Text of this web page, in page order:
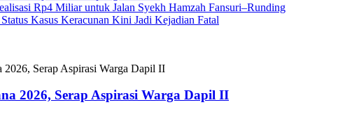
Rp4 Miliar untuk Jalan Syekh Hamzah Fansuri–Runding
Kasus Keracunan Kini Jadi Kejadian Fatal
2026, Serap Aspirasi Warga Dapil II
2026, Serap Aspirasi Warga Dapil II